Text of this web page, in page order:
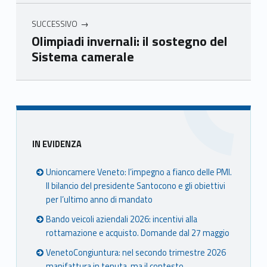
SUCCESSIVO
Olimpiadi invernali: il sostegno del
Sistema camerale
Skip back to main navigation
Sidebar
IN EVIDENZA
Unioncamere Veneto: l’impegno a fianco delle PMI.
Il bilancio del presidente Santocono e gli obiettivi
per l’ultimo anno di mandato
Bando veicoli aziendali 2026: incentivi alla
rottamazione e acquisto. Domande dal 27 maggio
VenetoCongiuntura: nel secondo trimestre 2026